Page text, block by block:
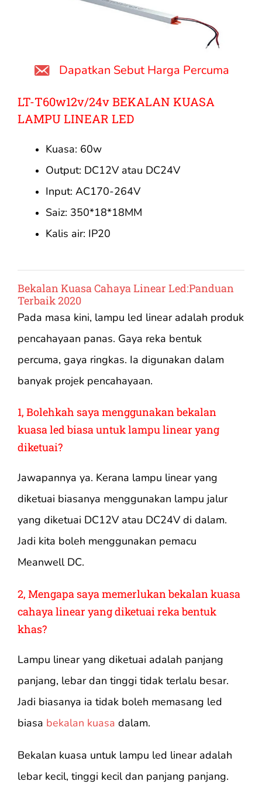
Dapatkan Sebut Harga Percuma
LT-T60w12v/24v BEKALAN KUASA
LAMPU LINEAR LED
Kuasa: 60w
Output: DC12V atau DC24V
Input: AC170-264V
Saiz: 350*18*18MM
Kalis air: IP20
Bekalan Kuasa Cahaya Linear Led:Panduan
Terbaik 2020
Pada masa kini, lampu led linear adalah produk
pencahayaan panas. Gaya reka bentuk
percuma, gaya ringkas. Ia digunakan dalam
banyak projek pencahayaan.
1, Bolehkah saya menggunakan bekalan
kuasa led biasa untuk lampu linear yang
diketuai?
Jawapannya ya. Kerana lampu linear yang
diketuai biasanya menggunakan lampu jalur
yang diketuai DC12V atau DC24V di dalam.
Jadi kita boleh menggunakan pemacu
Meanwell DC.
2, Mengapa saya memerlukan bekalan kuasa
cahaya linear yang diketuai reka bentuk
khas?
Lampu linear yang diketuai adalah panjang
panjang, lebar dan tinggi tidak terlalu besar.
Jadi biasanya ia tidak boleh memasang led
biasa bekalan kuasa dalam.
Bekalan kuasa untuk lampu led linear adalah
lebar kecil, tinggi kecil dan panjang panjang.